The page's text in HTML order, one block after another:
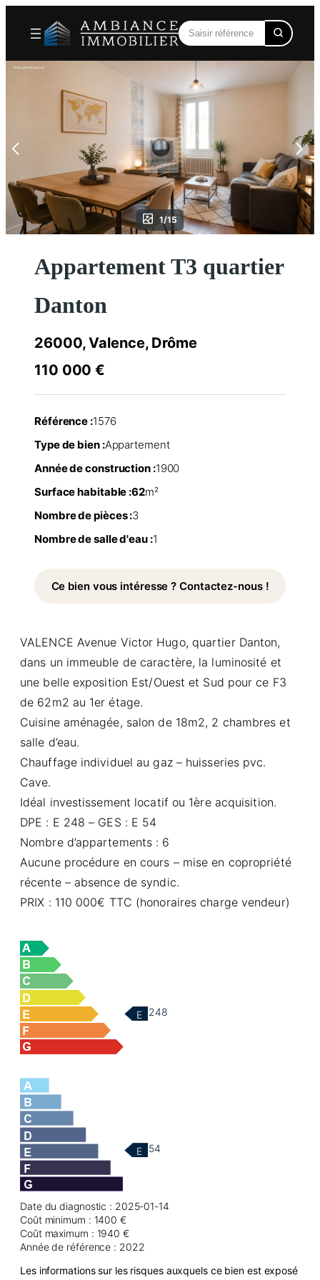
contenu
1/15
Appartement T3 quartier
Danton
26000, Valence, Drôme
110 000 €
Référence :1576
Type de bien :Appartement
Année de construction :1900
Surface habitable :62m²
Nombre de pièces :3
Nombre de salle d'eau :1
Ce bien vous intéresse ? Contactez-nous !
VALENCE Avenue Victor Hugo, quartier Danton,
dans un immeuble de caractère, la luminosité et
une belle exposition Est/Ouest et Sud pour ce F3
de 62m2 au 1er étage.
Cuisine aménagée, salon de 18m2, 2 chambres et
salle d’eau.
Chauffage individuel au gaz – huisseries pvc.
Cave.
Idéal investissement locatif ou 1ère acquisition.
DPE : E 248 – GES : E 54
Nombre d’appartements : 6
Aucune procédure en cours – mise en copropriété
récente – absence de syndic.
PRIX : 110 000€ TTC (honoraires charge vendeur)
E 248
E 54
Date du diagnostic : 2025-01-14
Coût minimum : 1400 €
Coût maximum : 1940 €
Année de référence : 2022
Les informations sur les risques auxquels ce bien est exposé